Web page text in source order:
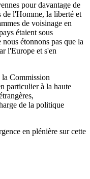
pour davantage de
de l'Homme, la liberté et
de voisinage en
étaient sous
étonnons pas que la
l'Europe et s'en
la Commission
particulier à la haute
de la politique
en plénière sur cette